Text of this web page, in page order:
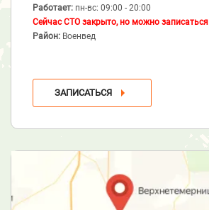
Работает: пн-вс: 09:00 - 20:00
Сейчас СТО закрыто, но можно записаться
Район: Военвед
ЗАПИСАТЬСЯ